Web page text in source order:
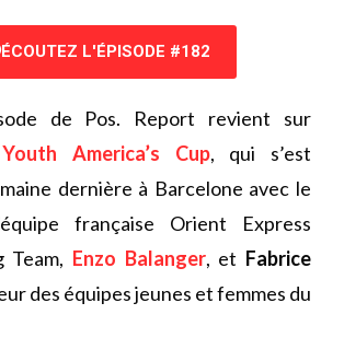
ÉCOUTEZ L'ÉPISODE #182
de Pos. Report revient sur
America’s Cup, qui s’est
dernière à Barcelone avec le
française Orient Express
Team, Enzo Balanger, et Fabrice
des équipes jeunes et femmes du